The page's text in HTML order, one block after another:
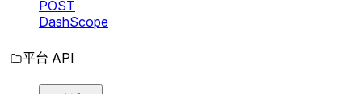
POST
DashScope
平台 API